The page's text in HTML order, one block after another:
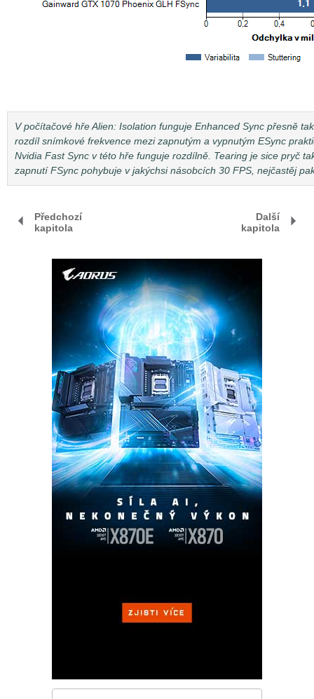
V počítačové hře Alien: Isolation funguje Enhanced Sync přesně
rozdíl snímkové frekvence mezi zapnutým a vypnutým ESync
Nvidia Fast Sync v této hře funguje rozdílně. Tearing je sice pryč
zapnutí FSync pohybuje v jakýchsi násobcích 30 FPS, nejčastěj
Předchozí
kapitola
Další
kapitola